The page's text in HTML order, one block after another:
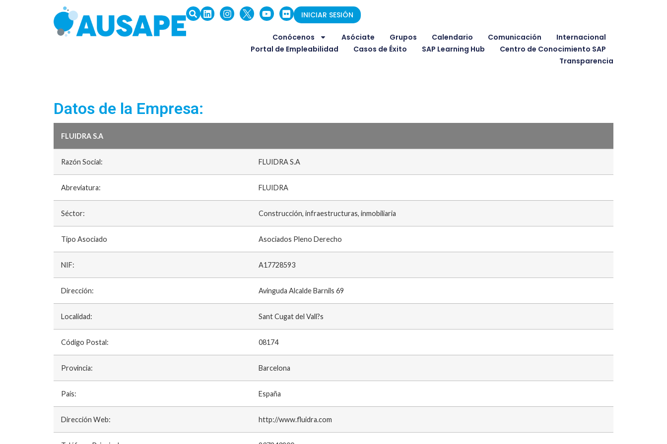
INICIAR SESIÓN
Conócenos Asóciate Grupos Calendario Comunicación
Internacional
Portal de Empleabilidad
Casos de Éxito SAP Learning Hub
Centro de Conocimiento SAP
Transparencia
Datos de la Empresa:
FLUIDRA S.A
Razón Social: FLUIDRA S.A
Abreviatura: FLUIDRA
Séctor: Construcción, infraestructuras, inmobiliaria
Tipo Asociado Asociados Pleno Derecho
NIF: A17728593
Dirección: Avinguda Alcalde Barnils 69
Localidad: Sant Cugat del Vall?s
Código Postal: 08174
Provincia: Barcelona
País: España
Dirección Web: http://www.fluidra.com